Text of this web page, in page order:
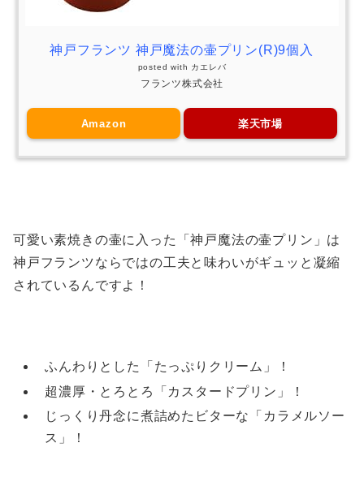
神戸フランツ 神戸魔法の壷プリン(R)9個入
posted with カエレバ
フランツ株式会社
Amazon 楽天市場
可愛い素焼きの壷に入った「神戸魔法の壷プリン」は
神戸フランツならではの工夫と味わいがギュッと凝縮
されているんですよ！
ふんわりとした「たっぷりクリーム」！
超濃厚・とろとろ「カスタードプリン」！
じっくり丹念に煮詰めたビターな「カラメルソー
ス」！